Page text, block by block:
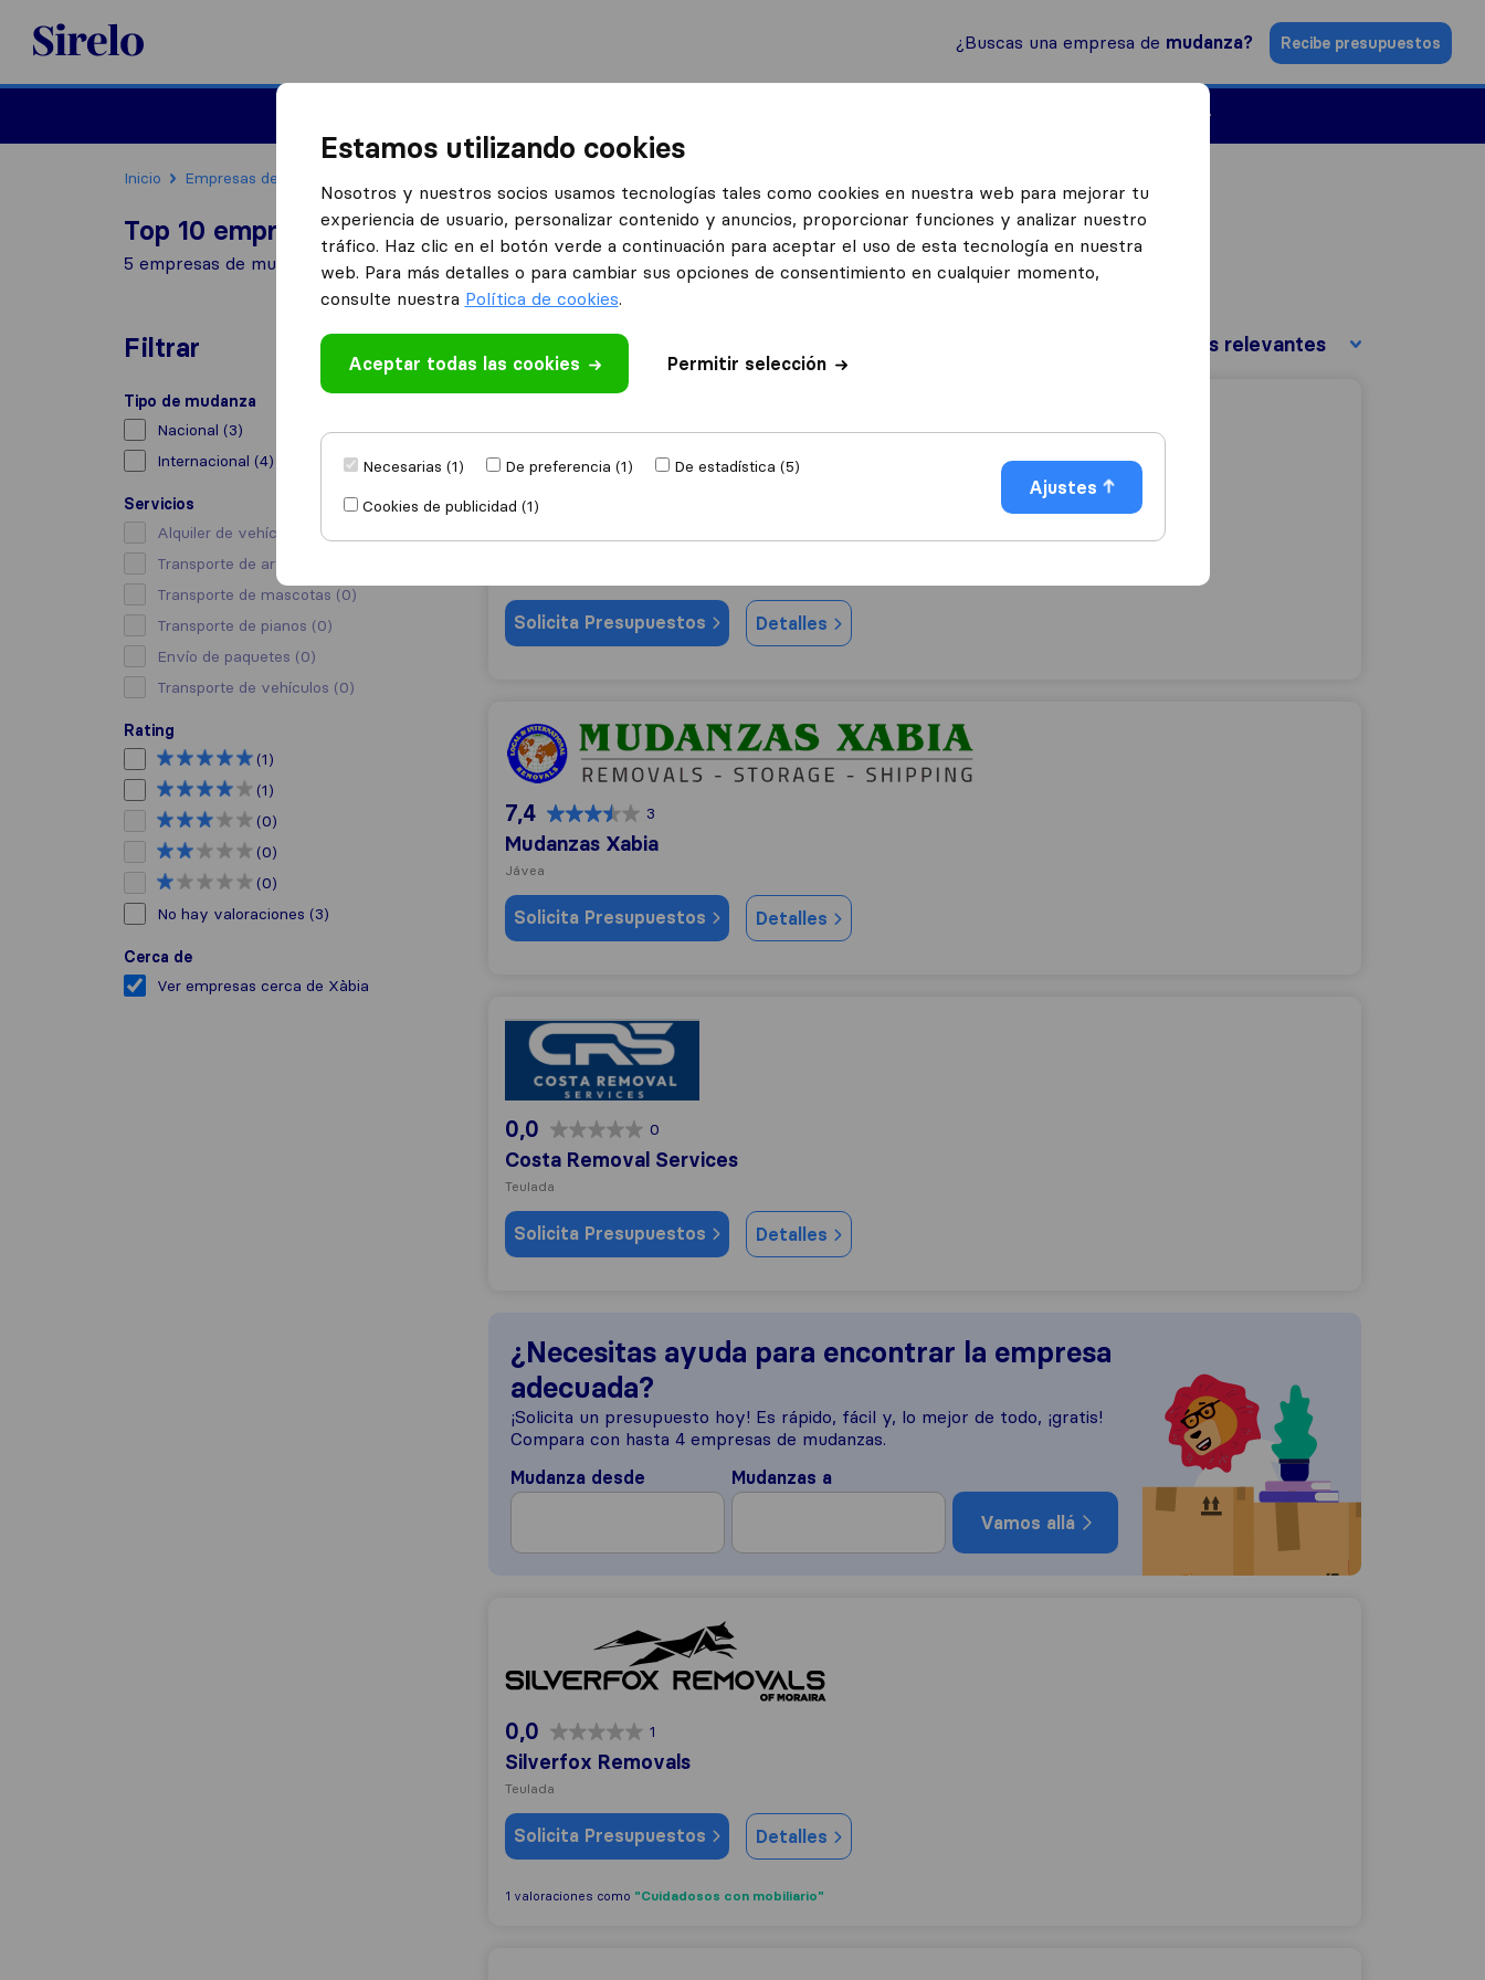
Sirelo.es
¿Buscas una empresa de mudanza? Recibe presupuestos
Inicio Empresas de mudanzas
Top 10 empresas de mudanzas en Xàbia
5 empresas de mudanzas encontradas en Xàbia
Filtrar
Tipo de mudanza
Nacional (3)
Internacional (4)
Servicios
Alquiler de vehículo con conductor
Transporte de arte
Transporte de mascotas (0)
Transporte de pianos (0)
Envío de paquetes (0)
Transporte de vehículos (0)
Rating
(1)
(1)
(0)
(0)
(0)
No hay valoraciones (3)
Cerca de
Ver empresas cerca de Xàbia
9,4
Mudanzas Prima
Solicita Presupuestos Detalles
Mudanzas Xabia
7,4 3
Mudanzas Xabia
Jávea
Solicita Presupuestos Detalles
Costa Removal Services
0,0 0
Costa Removal Services
Teulada
Solicita Presupuestos Detalles
¿Necesitas ayuda para encontrar la empresa
adecuada?
¡Solicita un presupuesto hoy! Es rápido, fácil y, lo mejor de todo, ¡gratis!
Compara con hasta 4 empresas de mudanzas.
Mudanza desde
Mudanzas a
Vamos allá
Silverfox Removals
0,0 1
Silverfox Removals
Teulada
Solicita Presupuestos Detalles
1 valoraciones como "Cuidadosos con mobiliario"
Estamos utilizando cookies
Nosotros y nuestros socios usamos tecnologías tales como cookies en nuestra web para mejorar tu
experiencia de usuario, personalizar contenido y anuncios, proporcionar funciones y analizar nuestro
tráfico. Haz clic en el botón verde a continuación para aceptar el uso de esta tecnología en nuestra
web. Para más detalles o para cambiar sus opciones de consentimiento en cualquier momento,
consulte nuestra Política de cookies.
Aceptar todas las cookies Permitir selección
Necesarias (1) De preferencia (1)
De estadística (5)
Cookies de publicidad (1)
Ajustes